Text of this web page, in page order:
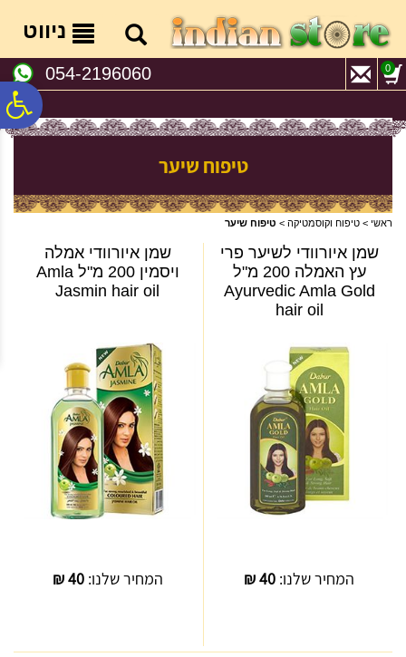
נגישות
אתר
המרכזי
ניווט
054-2196060 0
טיפוח שיער
ראשי > טיפוח וקוסמטיקה > טיפוח שיער
שמן איורוודי לשיער פרי
עץ האמלה 200 מ"ל
Ayurvedic Amla Gold
hair oil
המחיר שלנו: 40
₪
שמן איורוודי אמלה
ויסמין 200 מ"ל Amla
Jasmin hair oil
המחיר שלנו:40
₪